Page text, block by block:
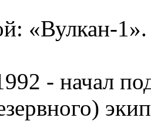
«Вулкан-1».
- начал